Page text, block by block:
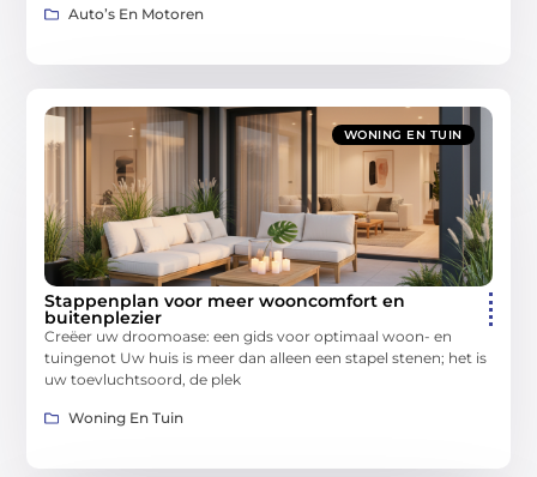
Auto’s En Motoren
WONING EN TUIN
Stappenplan voor meer wooncomfort en
buitenplezier
Creëer uw droomoase: een gids voor optimaal woon- en
tuingenot Uw huis is meer dan alleen een stapel stenen; het is
uw toevluchtsoord, de plek
Woning En Tuin